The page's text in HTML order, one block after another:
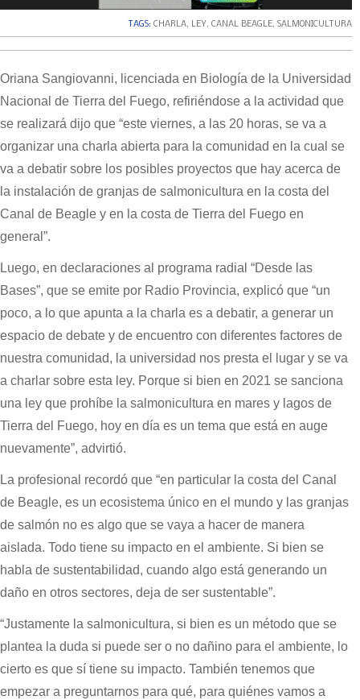
TAGS: CHARLA, LEY, CANAL BEAGLE, SALMONICULTURA
Oriana Sangiovanni, licenciada en Biología de la Universidad
Nacional de Tierra del Fuego, refiriéndose a la actividad que
se realizará dijo que “este viernes, a las 20 horas, se va a
organizar una charla abierta para la comunidad en la cual se
va a debatir sobre los posibles proyectos que hay acerca de
la instalación de granjas de salmonicultura en la costa del
Canal de Beagle y en la costa de Tierra del Fuego en
general”.
Luego, en declaraciones al programa radial “Desde las
Bases”, que se emite por Radio Provincia, explicó que “un
poco, a lo que apunta a la charla es a debatir, a generar un
espacio de debate y de encuentro con diferentes factores de
nuestra comunidad, la universidad nos presta el lugar y se va
a charlar sobre esta ley. Porque si bien en 2021 se sanciona
una ley que prohíbe la salmonicultura en mares y lagos de
Tierra del Fuego, hoy en día es un tema que está en auge
nuevamente”, advirtió.
La profesional recordó que “en particular la costa del Canal
de Beagle, es un ecosistema único en el mundo y las granjas
de salmón no es algo que se vaya a hacer de manera
aislada. Todo tiene su impacto en el ambiente. Si bien se
habla de sustentabilidad, cuando algo está generando un
daño en otros sectores, deja de ser sustentable”.
“Justamente la salmonicultura, si bien es un método que se
plantea la duda si puede ser o no dañino para el ambiente, lo
cierto es que sí tiene su impacto. También tenemos que
empezar a preguntarnos para qué, para quiénes vamos a